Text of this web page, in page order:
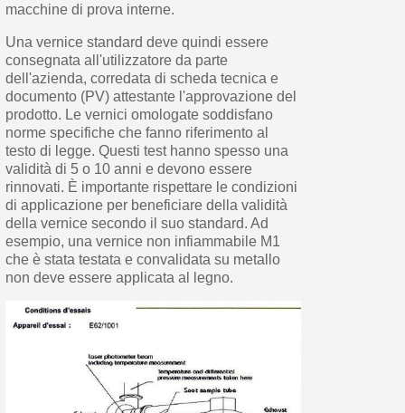
macchine di prova interne.
Una vernice standard deve quindi essere
consegnata all'utilizzatore da parte
dell'azienda, corredata di scheda tecnica e
documento (PV) attestante l'approvazione del
prodotto. Le vernici omologate soddisfano
norme specifiche che fanno riferimento al
testo di legge. Questi test hanno spesso una
validità di 5 o 10 anni e devono essere
rinnovati. È importante rispettare le condizioni
di applicazione per beneficiare della validità
della vernice secondo il suo standard. Ad
esempio, una vernice non infiammabile M1
che è stata testata e convalidata su metallo
non deve essere applicata al legno.